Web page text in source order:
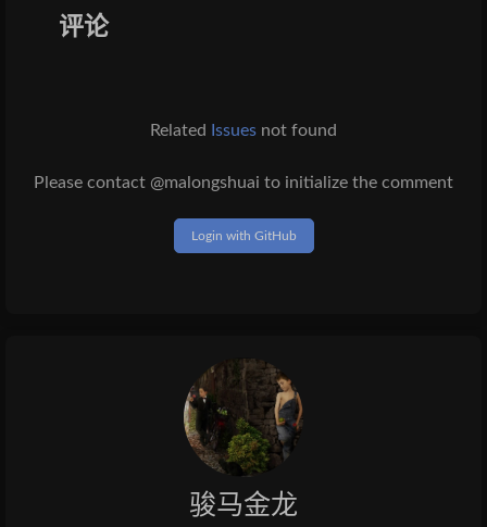
评论
Related Issues not found
Please contact @malongshuai to initialize the comment
Login with GitHub
骏马金龙